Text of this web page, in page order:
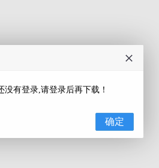
没有登录,请登录后再下载！
确定